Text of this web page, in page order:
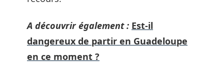
A découvrir également : Est-il
dangereux de partir en Guadeloupe
en ce moment ?